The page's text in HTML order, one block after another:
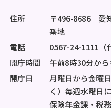
住所
〒496-8686 愛
番地
電話
0567-24-1111（
開庁時間
午前8時30分か
開庁日
月曜日から金曜
く）毎週水曜日
保険年金課・税